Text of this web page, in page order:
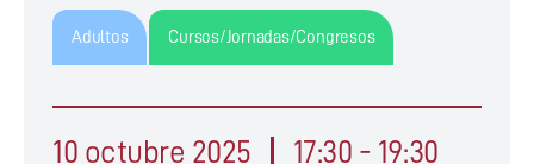
Adultos Cursos/Jornadas/Congresos
10 octubre 2025 17:30 - 19:30